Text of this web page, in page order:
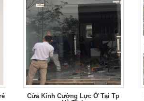
Cửa Kính Cường Lực Ở Tại Tp